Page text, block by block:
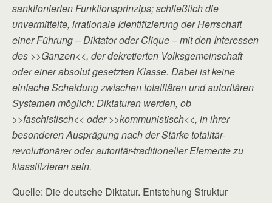
sanktionierten Funktionsprinzips; schließlich die
unvermittelte, irrationale Identifizierung der Herrschaft
einer Führung – Diktator oder Clique – mit den Interessen
des >>Ganzen<<, der dekretierten Volksgemeinschaft
oder einer absolut gesetzten Klasse. Dabei ist keine
einfache Scheidung zwischen totalitären und autoritären
Systemen möglich: Diktaturen werden, ob
>>faschistisch<< oder >>kommunistisch<<, in ihrer
besonderen Ausprägung nach der Stärke totalitär-
revolutionärer oder autoritär-traditioneller Elemente zu
klassifizieren sein.
Quelle: Die deutsche Diktatur. Entstehung Struktur